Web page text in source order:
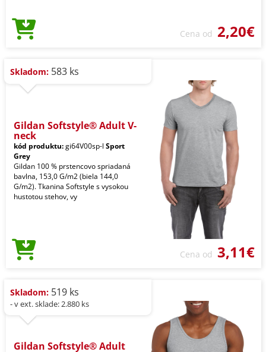
Cena od 2,20€
Skladom: 583 ks
Gildan Softstyle® Adult V-
neck
kód produktu:gi64V00sp-l Sport
Grey
Gildan 100 % prstencovo spriadaná
bavlna, 153,0 G/m2 (biela 144,0
G/m2). Tkanina Softstyle s vysokou
hustotou stehov, vy
Cena od 3,11€
Skladom: 519 ks
- v ext. sklade: 2.880 ks
Gildan Softstyle® Adult